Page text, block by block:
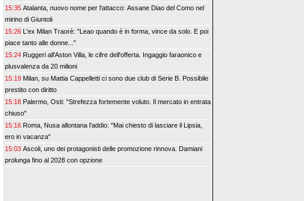
15:35 Atalanta, nuovo nome per l'attacco: Assane Diao del Como nel
mirino di Giuntoli
15:26 L'ex Milan Traorè: "Leao quando è in forma, vince da solo. E poi
piace tanto alle donne..."
15:24 Ruggeri all'Aston Villa, le cifre dell'offerta. Ingaggio faraonico e
plusvalenza da 20 milioni
15:19 Milan, su Mattia Cappelletti ci sono due club di Serie B. Possibile
prestito con diritto
15:18 Palermo, Osti: "Strefezza fortemente voluto. Il mercato in entrata
chiuso"
15:16 Roma, Nusa allontana l'addio: "Mai chiesto di lasciare il Lipsia,
ero in vacanza"
15:03 Ascoli, uno dei protagonisti delle promozione rinnova. Damiani
prolunga fino al 2028 con opzione